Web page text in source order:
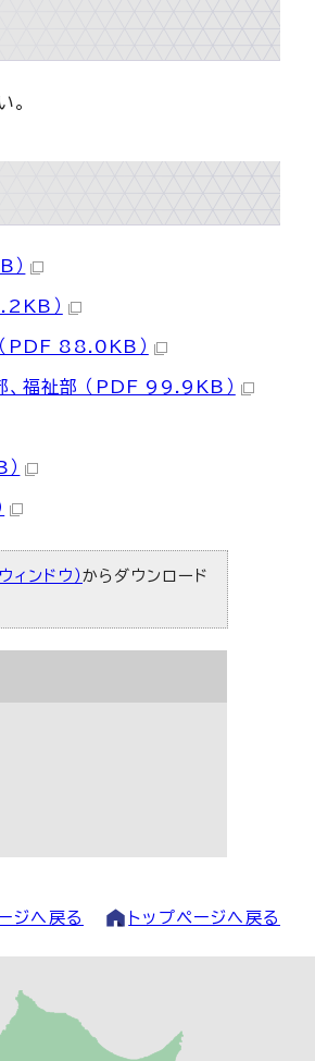
。
）
）
（PDF 88.0KB）
、福祉部 （PDF 99.9KB）
ィンドウ）からダウンロード
ジへ戻る トップページへ戻る